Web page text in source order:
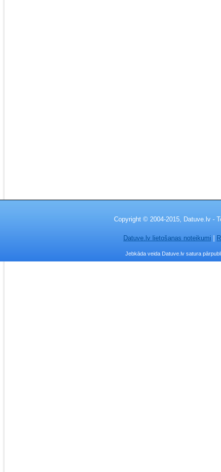
Copyright © 2004-2015, Datuve.lv -
Datuve.lv lietošanas noteikumi
Jebkāda veida Datuve.lv satura